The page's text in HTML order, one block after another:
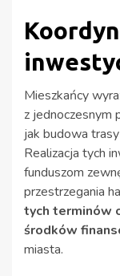
Mieszkańcy
z jednoczesnym
jak budowa
Realizacja tych
funduszom
przestrzegania
tych terminów
środków
miasta.